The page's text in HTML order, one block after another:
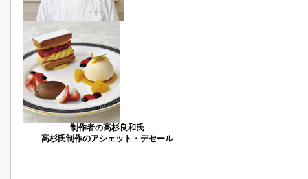
制作者の高杉良和氏
高杉氏制作のアシェット・デセール